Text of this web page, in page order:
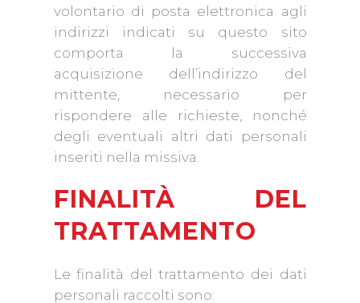
volontario di posta elettronica agli
indirizzi indicati su questo sito
comporta la successiva
acquisizione dell’indirizzo del
mittente, necessario per
rispondere alle richieste, nonché
degli eventuali altri dati personali
inseriti nella missiva.
FINALITÀ DEL
TRATTAMENTO
Le finalità del trattamento dei dati
personali raccolti sono: